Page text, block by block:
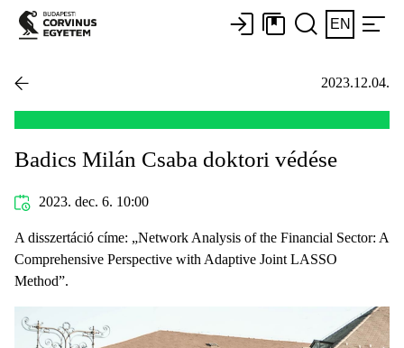
EN
2023.12.04.
Badics Milán Csaba doktori védése
2023. dec. 6. 10:00
A disszertáció címe: „Network Analysis of the Financial Sector: A
Comprehensive Perspective with Adaptive Joint LASSO
Method”.